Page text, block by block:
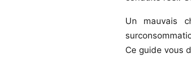
Un mauvais
Ce guide vous